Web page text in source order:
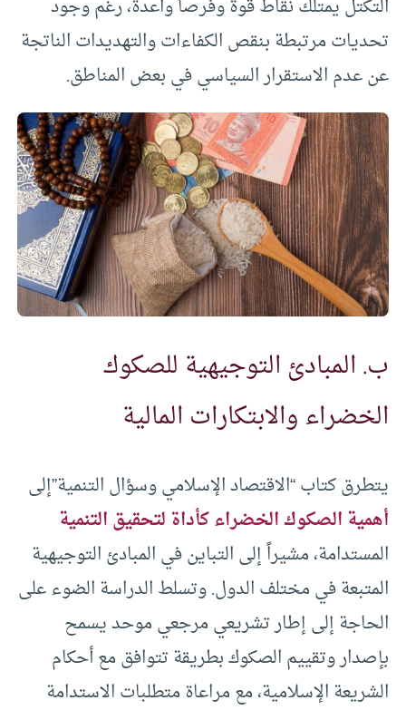
التكتل يمتلك نقاط قوة وفرصاً واعدة، رغم وجود
تحديات مرتبطة بنقص الكفاءات والتهديدات الناتجة
عن عدم الاستقرار السياسي في بعض المناطق.
ب. المبادئ التوجيهية للصكوك
الخضراء والابتكارات المالية
يتطرق كتاب “الاقتصاد الإسلامي وسؤال التنمية”إلى
أهمية الصكوك الخضراء كأداة لتحقيق التنمية
المستدامة، مشيراً إلى التباين في المبادئ التوجيهية
المتبعة في مختلف الدول. وتسلط الدراسة الضوء على
الحاجة إلى إطار تشريعي مرجعي موحد يسمح
بإصدار وتقييم الصكوك بطريقة تتوافق مع أحكام
الشريعة الإسلامية، مع مراعاة متطلبات الاستدامة